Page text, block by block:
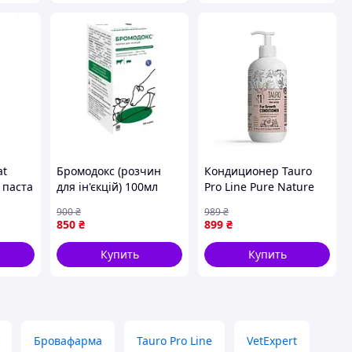
Бромодокс (розчин
для ін'єкцій) 100мл
850 ₴
900₴
Купить
Кондиционер Tauro
Pro Line Pure Nature
для стимуляции роста
шерсти собак и кошек
400 мл 1
899 ₴
989₴
Купить
Бровафарма Tauro Pro Line VetExpert